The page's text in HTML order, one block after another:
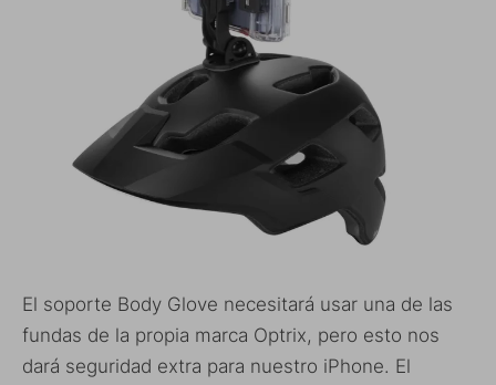
El soporte Body Glove necesitará usar una de las
fundas de la propia marca Optrix, pero esto nos
dará seguridad extra para nuestro iPhone. El